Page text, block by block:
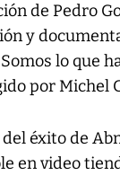
de Pedro
y
lo que
por Michel
éxito de
en video